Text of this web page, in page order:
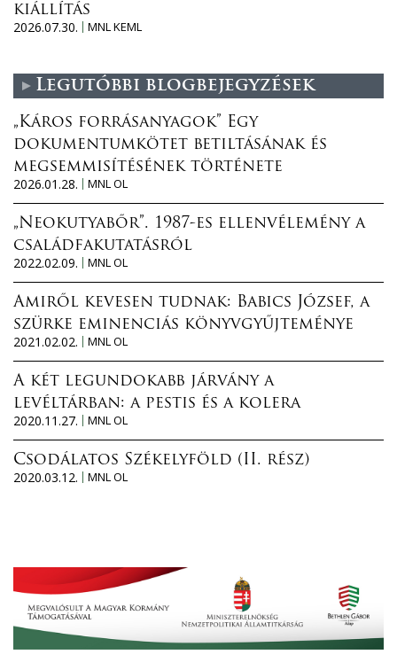
kiállítás
2026.07.30.
MNL KEML
Legutóbbi blogbejegyzések
„Káros forrásanyagok” Egy
dokumentumkötet betiltásának és
megsemmisítésének története
2026.01.28.
MNL OL
„Neokutyabőr”. 1987-es ellenvélemény a
családfakutatásról
2022.02.09.
MNL OL
Amiről kevesen tudnak: Babics József, a
szürke eminenciás könyvgyűjteménye
2021.02.02.
MNL OL
A két legundokabb járvány a
levéltárban: a pestis és a kolera
2020.11.27.
MNL OL
Csodálatos Székelyföld (II. rész)
2020.03.12.
MNL OL